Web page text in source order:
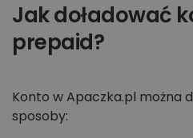
Pierwsze kroki
Ustawienia
Płatności i faktury
Jak doładować
prepaid?
Konto w Apaczka.pl można
sposoby: